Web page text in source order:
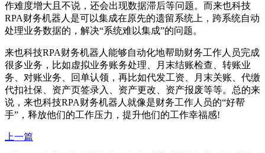
作难度增大且不说，还会出现数据滞后等问题。而来也科技
RPA财务机器人是可以集成在原先的遗留系统上，跨系统自动
处理业务数据的，解决“系统难以集成”的问题。
来也科技RPA财务机器人能够自动化地帮助财务工作人员完成
很多业务，比如虚拟业务账务处理、月末结账检查、转账业
务、对账业务、回单认领，再比如代发工资、月末关账、代缴
代扣社保、资产页签录入、资产更改、资产报废等等。总的来
说，来也科技RPA财务机器人就像是财务工作人员的“好帮
手”，释放他们的工作压力，提升他们的工作幸福感!
上一篇